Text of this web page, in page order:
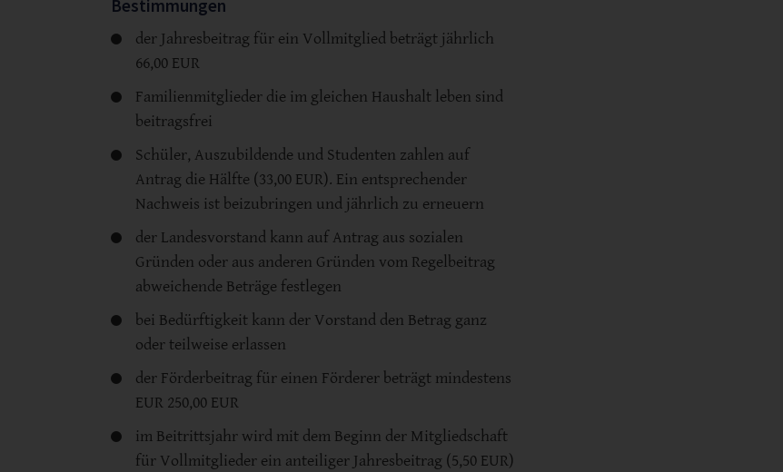
Bestimmungen
der Jahresbeitrag für ein Vollmitglied beträgt jährlich
66,00 EUR
Familienmitglieder die im gleichen Haushalt leben sind
beitragsfrei
Schüler, Auszubildende und Studenten zahlen auf
Antrag die Hälfte (33,00 EUR). Ein entsprechender
Nachweis ist beizubringen und jährlich zu erneuern
der Landesvorstand kann auf Antrag aus sozialen
Gründen oder aus anderen Gründen vom Regelbeitrag
abweichende Beträge festlegen
bei Bedürftigkeit kann der Vorstand den Betrag ganz
oder teilweise erlassen
der Förderbeitrag für einen Förderer beträgt mindestens
EUR 250,00 EUR
im Beitrittsjahr wird mit dem Beginn der Mitgliedschaft
für Vollmitglieder ein anteiliger Jahresbeitrag (5,50 EUR)